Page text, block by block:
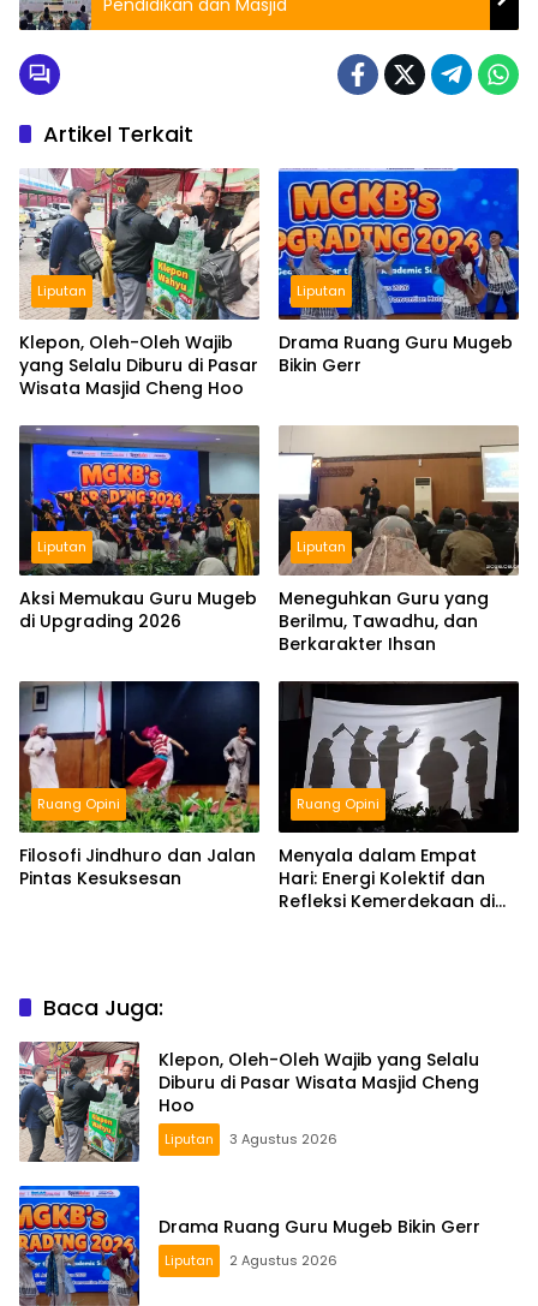
Artikel Terkait
Liputan
Klepon, Oleh-Oleh Wajib
yang Selalu Diburu di Pasar
Wisata Masjid Cheng Hoo
Liputan
Drama Ruang Guru Mugeb
Bikin Gerr
Liputan
Aksi Memukau Guru Mugeb
di Upgrading 2026
Liputan
Meneguhkan Guru yang
Berilmu, Tawadhu, dan
Berkarakter Ihsan
Ruang Opini
Filosofi Jindhuro dan Jalan
Pintas Kesuksesan
Ruang Opini
Menyala dalam Empat
Hari: Energi Kolektif dan
Refleksi Kemerdekaan di
Baca Juga:
Klepon, Oleh-Oleh Wajib yang Selalu
Diburu di Pasar Wisata Masjid Cheng
Hoo
Liputan 3 Agustus 2026
Drama Ruang Guru Mugeb Bikin Gerr
Liputan 2 Agustus 2026